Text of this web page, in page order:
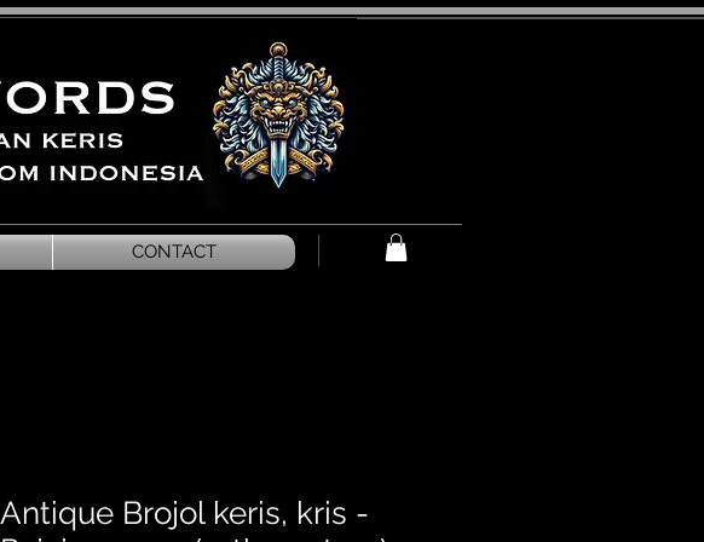
CONTACT
Antique Brojol keris, kris -